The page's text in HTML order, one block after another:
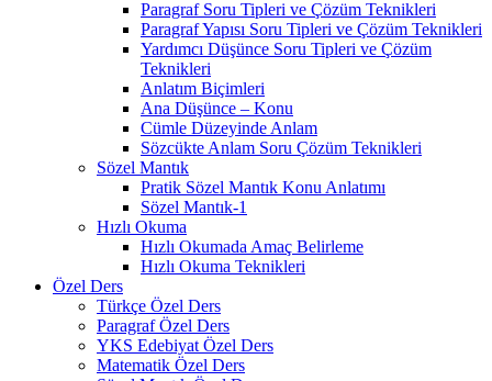
Paragraf Soru Tipleri ve Çözüm Teknikleri
Paragraf Yapısı Soru Tipleri ve Çözüm Teknikleri
Yardımcı Düşünce Soru Tipleri ve Çözüm
Teknikleri
Anlatım Biçimleri
Ana Düşünce – Konu
Cümle Düzeyinde Anlam
Sözcükte Anlam Soru Çözüm Teknikleri
Sözel Mantık
Pratik Sözel Mantık Konu Anlatımı
Sözel Mantık-1
Hızlı Okuma
Hızlı Okumada Amaç Belirleme
Hızlı Okuma Teknikleri
Özel Ders
Türkçe Özel Ders
Paragraf Özel Ders
YKS Edebiyat Özel Ders
Matematik Özel Ders